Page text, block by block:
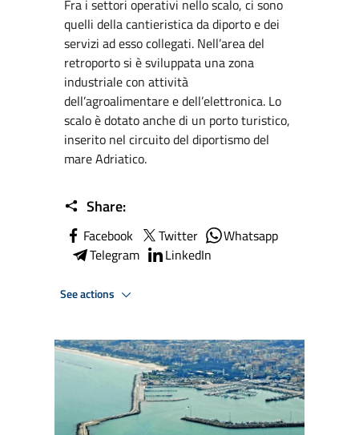
Fra i settori operativi nello scalo, ci sono
quelli della cantieristica da diporto e dei
servizi ad esso collegati. Nell’area del
retroporto si è sviluppata una zona
industriale con attività
dell’agroalimentare e dell’elettronica. Lo
scalo è dotato anche di un porto turistico,
inserito nel circuito del diportismo del
mare Adriatico.
Share:
Facebook Twitter
Whatsapp
Telegram
LinkedIn
See actions